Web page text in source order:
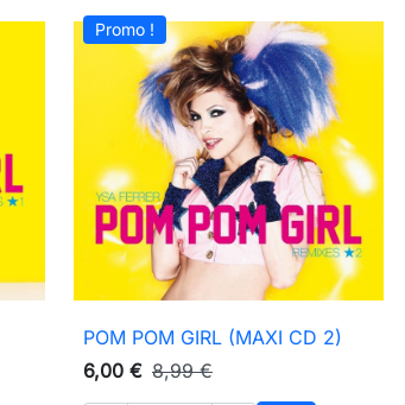
Promo !
 Aperçu rapide
POM POM GIRL (MAXI CD 2)
6,00 € 8,99 €